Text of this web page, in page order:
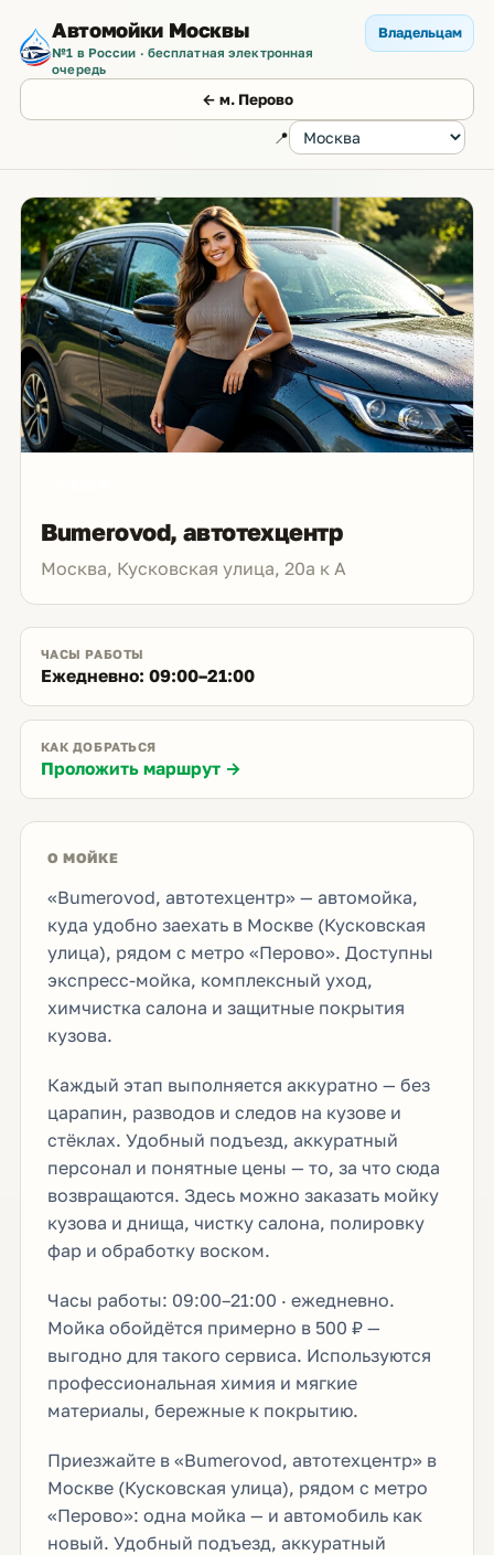
Автомойки Москвы
№1 в России · бесплатная электронная
очередь
← м. Перово
📍
Владельцам
Bumerovod, автотехцентр
Москва, Кусковская улица, 20а к А
ЧАСЫ РАБОТЫ
Ежедневно: 09:00–21:00
КАК ДОБРАТЬСЯ
Проложить маршрут →
О МОЙКЕ
«Bumerovod, автотехцентр» — автомойка,
куда удобно заехать в Москве (Кусковская
улица), рядом с метро «Перово». Доступны
экспресс-мойка, комплексный уход,
химчистка салона и защитные покрытия
кузова.
Каждый этап выполняется аккуратно — без
царапин, разводов и следов на кузове и
стёклах. Удобный подъезд, аккуратный
персонал и понятные цены — то, за что сюда
возвращаются. Здесь можно заказать мойку
кузова и днища, чистку салона, полировку
фар и обработку воском.
Часы работы: 09:00–21:00 · ежедневно.
Мойка обойдётся примерно в 500 ₽ —
выгодно для такого сервиса. Используются
профессиональная химия и мягкие
материалы, бережные к покрытию.
Приезжайте в «Bumerovod, автотехцентр» в
Москве (Кусковская улица), рядом с метро
«Перово»: одна мойка — и автомобиль как
новый. Удобный подъезд, аккуратный